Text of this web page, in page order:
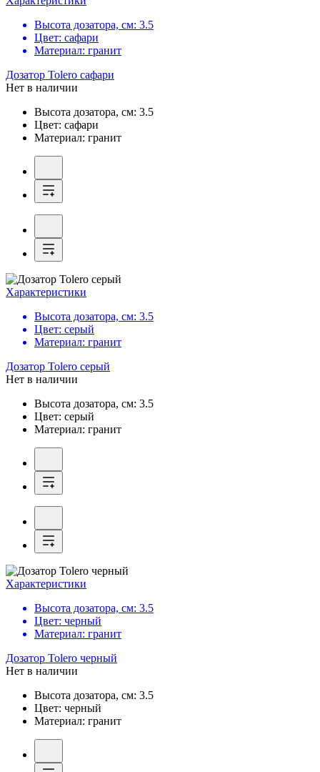
Высота дозатора, см: 3.5
Цвет: сафари
Материал: гранит
Дозатор Tolero сафари
Нет в наличии
Высота дозатора, см: 3.5
Цвет: сафари
Материал: гранит
Характеристики
Высота дозатора, см: 3.5
Цвет: серый
Материал: гранит
Дозатор Tolero серый
Нет в наличии
Высота дозатора, см: 3.5
Цвет: серый
Материал: гранит
Характеристики
Высота дозатора, см: 3.5
Цвет: черный
Материал: гранит
Дозатор Tolero черный
Нет в наличии
Высота дозатора, см: 3.5
Цвет: черный
Материал: гранит